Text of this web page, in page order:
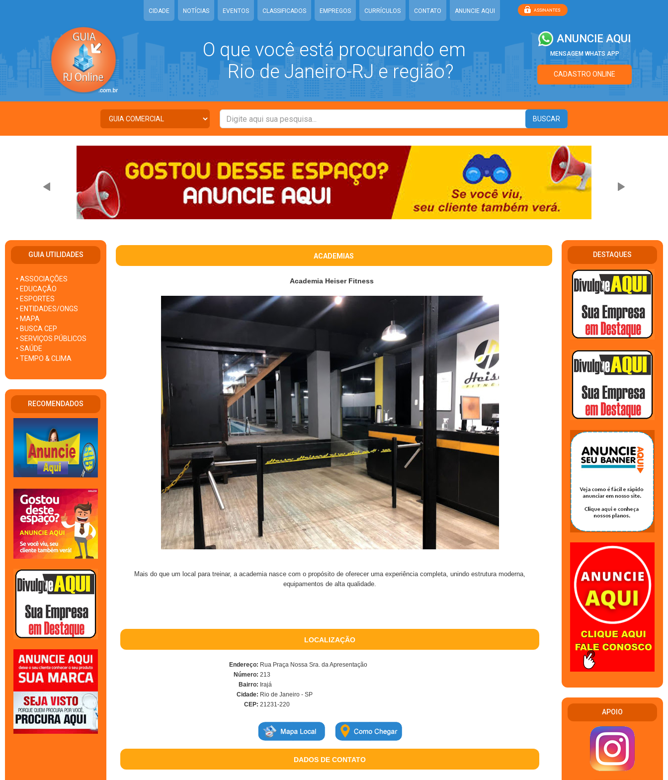
CIDADE NOTÍCIAS EVENTOS CLASSIFICADOS EMPREGOS CURRÍCULOS CONTATO ANUNCIE AQUI
O que você está procurando em
Rio de Janeiro-RJ e região?
ANUNCIE AQUI
MENSAGEM WHATS APP
CADASTRO ONLINE
GUIA UTILIDADES
• ASSOCIAÇÕES
• EDUCAÇÃO
• ESPORTES
• ENTIDADES/ONGS
• MAPA
• BUSCA CEP
• SERVIÇOS PÚBLICOS
• SAÚDE
• TEMPO & CLIMA
RECOMENDADOS
ACADEMIAS
Academia Heiser Fitness
Mais do que um local para treinar, a academia nasce com o propósito de oferecer uma experiência completa, unindo estrutura moderna,
equipamentos de alta qualidade.
LOCALIZAÇÃO
Endereço: Rua Praça Nossa Sra. da Apresentação
Número: 213
Bairro: Irajá
Cidade: Rio de Janeiro - SP
CEP: 21231-220
DADOS DE CONTATO
DESTAQUES
APOIO